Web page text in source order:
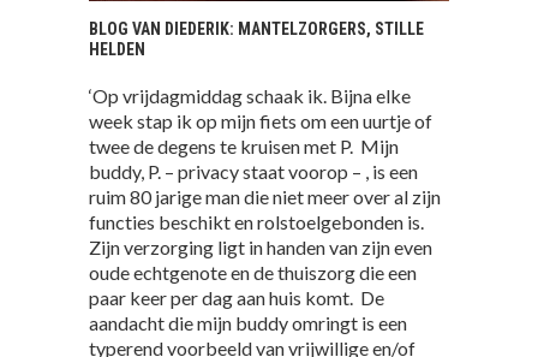
BLOG VAN DIEDERIK: MANTELZORGERS, STILLE
HELDEN
‘Op vrijdagmiddag schaak ik. Bijna elke
week stap ik op mijn fiets om een uurtje of
twee de degens te kruisen met P. Mijn
buddy, P. – privacy staat voorop – , is een
ruim 80 jarige man die niet meer over al zijn
functies beschikt en rolstoelgebonden is.
Zijn verzorging ligt in handen van zijn even
oude echtgenote en de thuiszorg die een
paar keer per dag aan huis komt. De
aandacht die mijn buddy omringt is een
typerend voorbeeld van vrijwillige en/of